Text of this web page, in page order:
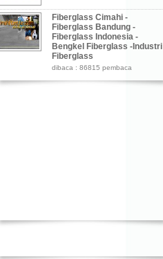
Fiberglass Cimahi -
Fiberglass Bandung -
Fiberglass Indonesia -
Bengkel Fiberglass -Industri
Fiberglass
dibaca : 86815 pembaca